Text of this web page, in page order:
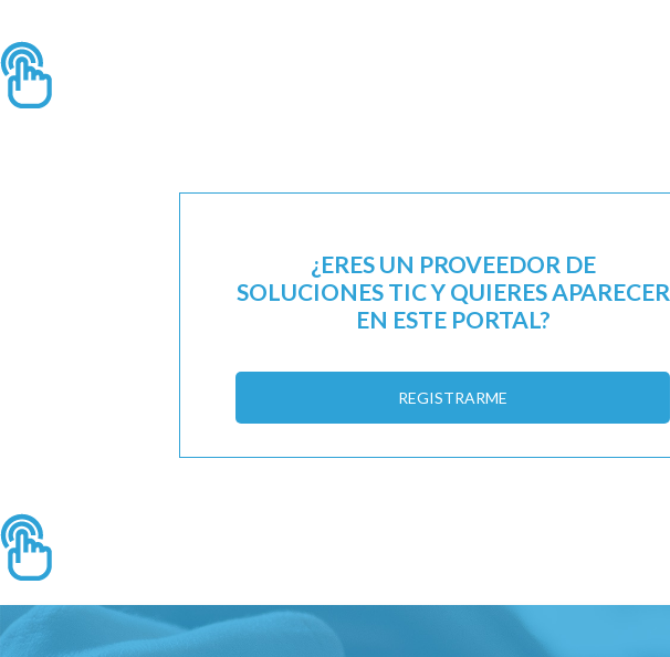
¿ERES UN PROVEEDOR DE
SOLUCIONES TIC Y QUIERES APARECER
EN ESTE PORTAL?
REGISTRARME